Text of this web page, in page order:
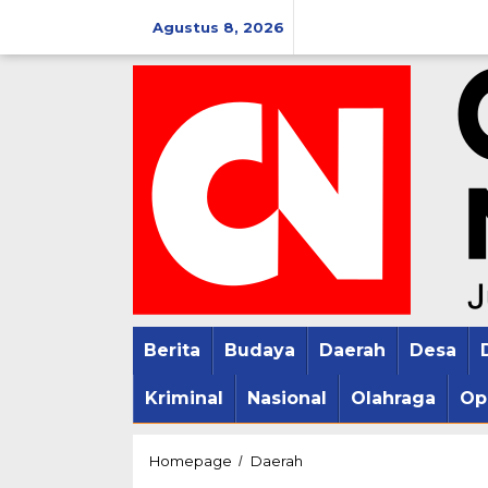
konten
Agustus 8, 2026
Berita Budaya Daerah Desa
Kriminal Nasional Olahraga
Homepage / Daerah